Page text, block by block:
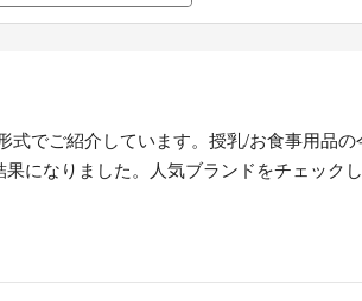
でご紹介しています。授乳/お食事用品
になりました。人気ブランドをチェック